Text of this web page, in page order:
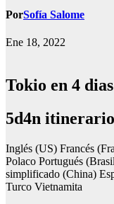
PorSofía Salome
Ene 18, 2022
Tokio en 4 dias
5d4n
Inglés (US) Francés
Polaco Portugués
simplificado (China)
Turco Vietnamita